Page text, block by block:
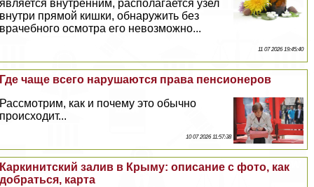
является внутренним, располагается узел
внутри прямой кишки, обнаружить без
врачебного осмотра его невозможно...
11 07 2026 19:45:40
Где чаще всего нарушаются права пенсионеров
Рассмотрим, как и почему это обычно
происходит...
10 07 2026 11:57:38
Каркинитский залив в Крыму: описание с фото, как
добраться, карта